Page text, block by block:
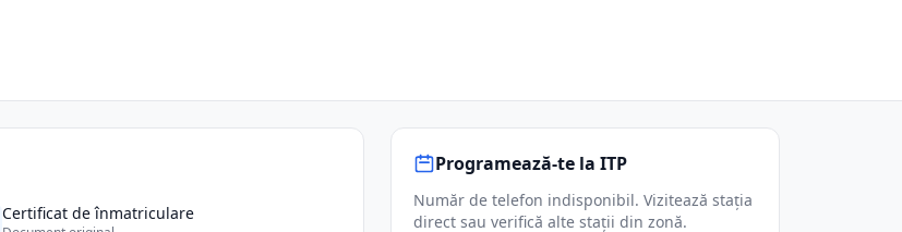
Certificat de înmatriculare
Programează-te la ITP
Număr de telefon indisponibil. Vizitează stația
direct sau verifică alte stații din zonă.